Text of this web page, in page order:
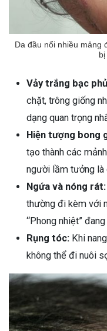
Da đầu nổi nhiều mảng
Vảy trắng bạc
chặt, trông giống
dạng quan trọng
Hiện tượng bong
tạo thành các
người lầm tưởng là
Ngứa và nóng rát:
thường đi kèm với
“Phong nhiệt”
Rụng tóc: Khi
không thể đi nuôi